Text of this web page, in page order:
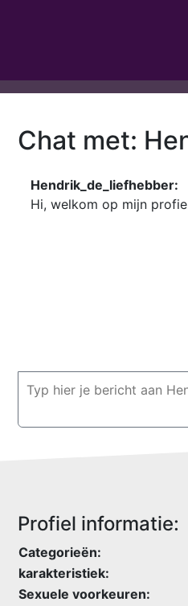
Chat met:
Hendrik_de_liefhebber:
Hi, welkom op mijn
Profiel informatie:
Categorieën:
karakteristiek:
Sexuele voorkeuren: